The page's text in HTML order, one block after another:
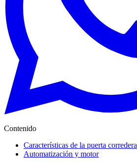
Contenido
Características de la puerta corredera
Automatización y motor